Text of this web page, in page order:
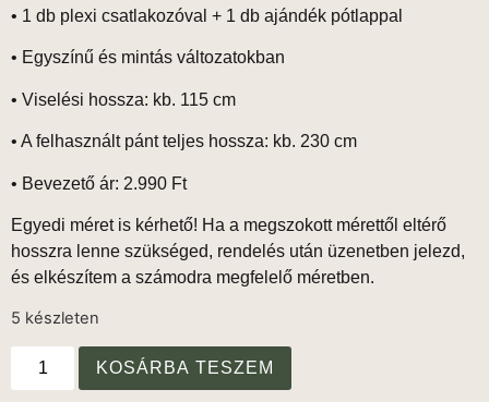
• 1 db plexi csatlakozóval + 1 db ajándék pótlappal
• Egyszínű és mintás változatokban
• Viselési hossza: kb. 115 cm
• A felhasznált pánt teljes hossza: kb. 230 cm
• Bevezető ár: 2.990 Ft
Egyedi méret is kérhető! Ha a megszokott mérettől eltérő
hosszra lenne szükséged, rendelés után üzenetben jelezd,
és elkészítem a számodra megfelelő méretben.
5 készleten
KOSÁRBA TESZEM